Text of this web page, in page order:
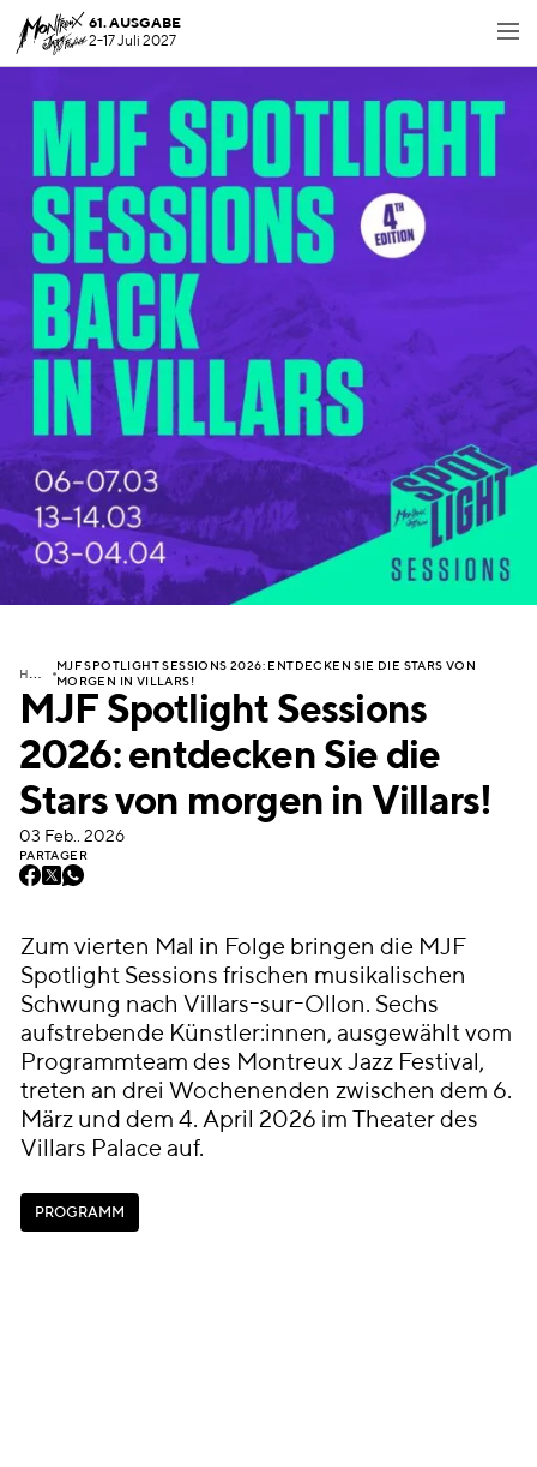
61. AUSGABE
2-17 Juli 2027
H
OME
MJF SPOTLIGHT SESSIONS 2026: ENTDECKEN SIE DIE STARS VON
MORGEN IN VILLARS!
MJF Spotlight Sessions
2026: entdecken Sie die
Stars von morgen in Villars!
03 Feb.. 2026
PARTAGER
Zum vierten Mal in Folge bringen die MJF
Spotlight Sessions frischen musikalischen
Schwung nach Villars-sur-Ollon. Sechs
aufstrebende Künstler:innen, ausgewählt vom
Programmteam des Montreux Jazz Festival,
treten an drei Wochenenden zwischen dem 6.
März und dem 4. April 2026 im Theater des
Villars Palace auf.
PROG RAM M
PROGRAMM